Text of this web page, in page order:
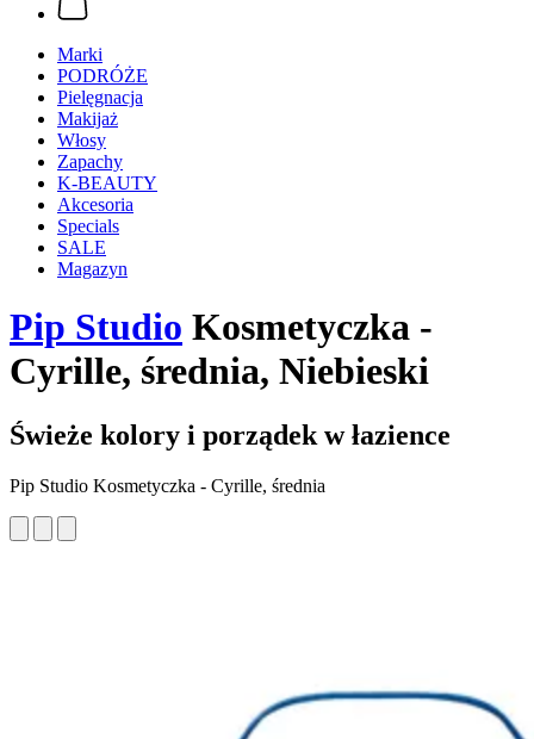
Marki
PODRÓŻE
Pielęgnacja
Makijaż
Włosy
Zapachy
K-BEAUTY
Akcesoria
Specials
SALE
Magazyn
Pip Studio Kosmetyczka -
Cyrille, średnia, Niebieski
Świeże kolory i porządek w łazience
Pip Studio Kosmetyczka - Cyrille, średnia